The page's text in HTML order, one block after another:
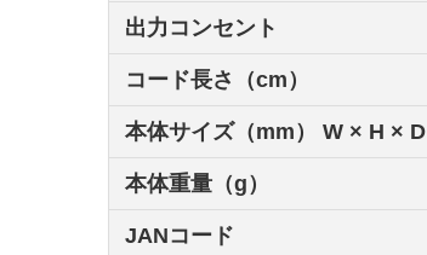
出力コンセント
コード長さ（cm）
本体サイズ（mm） W × H × D
本体重量（g）
JANコード